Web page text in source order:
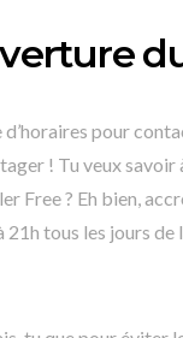
pour
! Tu veux
Free ? Eh bien,
tous les jours